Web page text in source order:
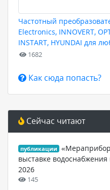
Частотный
Electronics, INNOVERT,
INSTART, HYUNDAI для
1682
Как сюда попасть?
Сейчас читают
публикации
выставке водоснабжения
2026
145